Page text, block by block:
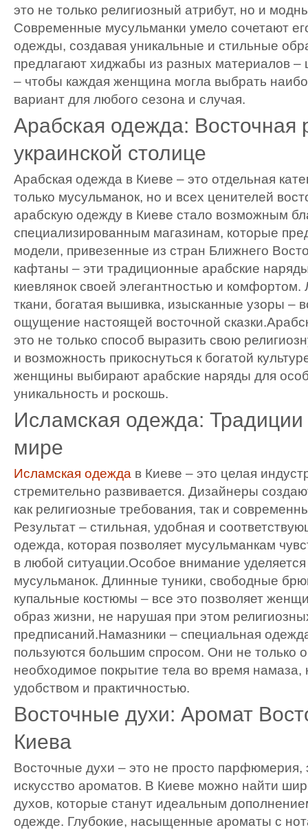
это не только религиозный атрибут, но и
Современные мусульманки умело сочетают
одежды, создавая уникальные и стильные
предлагают хиджабы из разных материалов
– чтобы каждая женщина могла выбрать
вариант для любого сезона и случая.
Арабская одежда: Восточная
украинской столице
Арабская одежда в Киеве – это отдельная
только мусульманок, но и всех ценителей
арабскую одежду в Киеве стало возможным
специализированным магазинам, которые
модели, привезенные из стран Ближнего
кафтаны – эти традиционные арабские
киевлянок своей элегантностью и комфортом.
ткани, богатая вышивка, изысканные узоры –
ощущение настоящей восточной
это не только способ выразить свою
и возможность прикоснуться к богатой
женщины выбирают арабские наряды для
уникальность и роскошь.
Исламская одежда:
мире
Исламская одежда в Киеве – это целая
стремительно развивается. Дизайнеры
как религиозные требования, так и
Результат – стильная, удобная и
одежда, которая позволяет мусульманкам
в любой ситуации.Особое внимание
мусульманок. Длинные туники, свободные
купальные костюмы – все это позволяет
образ жизни, не нарушая при этом
предписаний.Намазники – специальная
пользуются большим спросом. Они не только
необходимое покрытие тела во время намаза,
удобством и практичностью.
Восточные духи: Аромат
Киева
Восточные духи – это не просто парфюмерия,
искусство ароматов. В Киеве можно найти
духов, которые станут идеальным
одежде. Глубокие, насыщенные ароматы с